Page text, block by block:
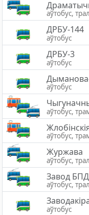
аўтобус,
ДРБУ-144
аўтобус
ДРБУ-3
аўтобус
аўтобус
аўтобус,
аўтобус,
Журжава
аўтобус,
Завод БПД
аўтобус,
аўтобус